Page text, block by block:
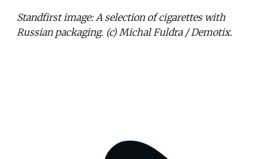
Standfirst image: A selection of cigarettes with
Russian packaging. (c) Michal Fuldra / Demotix.